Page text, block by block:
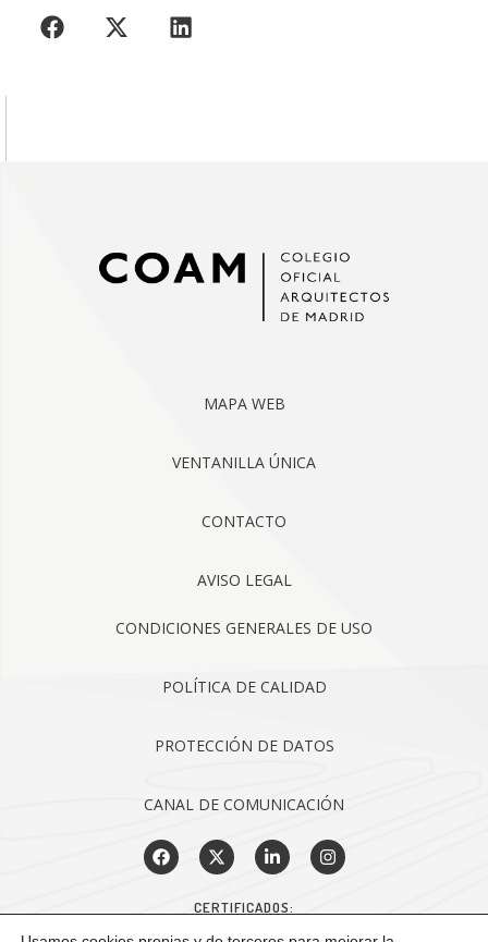
MAPA WEB
VENTANILLA ÚNICA
CONTACTO
AVISO LEGAL
CONDICIONES GENERALES DE USO
POLÍTICA DE CALIDAD
PROTECCIÓN DE DATOS
CANAL DE COMUNICACIÓN
CERTIFICADOS: